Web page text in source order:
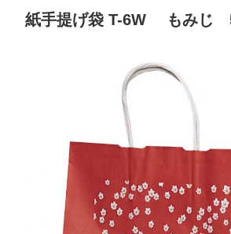
紙手提げ袋 T-6W もみじ